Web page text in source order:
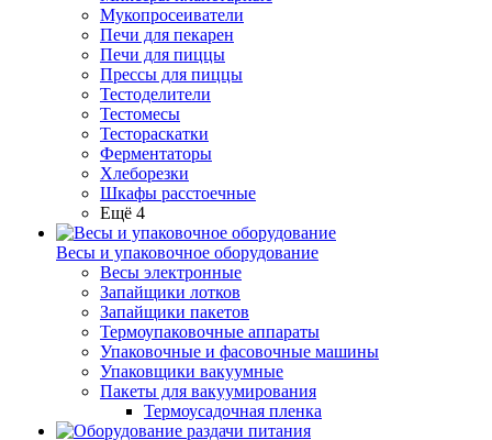
Мукопросеиватели
Печи для пекарен
Печи для пиццы
Прессы для пиццы
Тестоделители
Тестомесы
Тестораскатки
Ферментаторы
Хлеборезки
Шкафы расстоечные
Ещё 4
Весы и упаковочное оборудование
Весы электронные
Запайщики лотков
Запайщики пакетов
Термоупаковочные аппараты
Упаковочные и фасовочные машины
Упаковщики вакуумные
Пакеты для вакуумирования
Термоусадочная пленка